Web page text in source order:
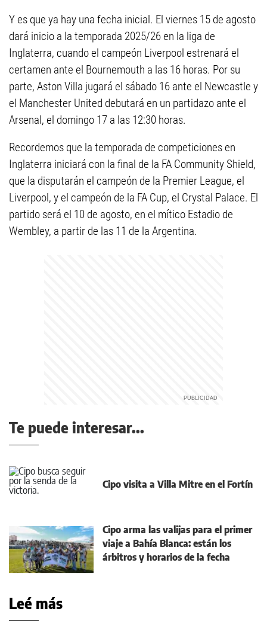
Y es que ya hay una fecha inicial. El viernes 15 de agosto
dará inicio a la temporada 2025/26 en la liga de
Inglaterra, cuando el campeón Liverpool estrenará el
certamen ante el Bournemouth a las 16 horas. Por su
parte, Aston Villa jugará el sábado 16 ante el Newcastle y
el Manchester United debutará en un partidazo ante el
Arsenal, el domingo 17 a las 12:30 horas.
Recordemos que la temporada de competiciones en
Inglaterra iniciará con la final de la FA Community Shield,
que la disputarán el campeón de la Premier League, el
Liverpool, y el campeón de la FA Cup, el Crystal Palace. El
partido será el 10 de agosto, en el mítico Estadio de
Wembley, a partir de las 11 de la Argentina.
Te puede interesar...
Cipo visita a Villa Mitre en el Fortín
Cipo arma las valijas para el primer
viaje a Bahía Blanca: están los
árbitros y horarios de la fecha
Leé más